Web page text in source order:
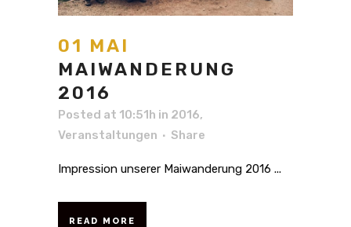
01 MAI
MAIWANDERUNG
2016
Posted at 10:51h in 2016,
Veranstaltungen
Share
Impression unserer Maiwanderung 2016 ...
READ MORE